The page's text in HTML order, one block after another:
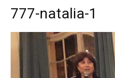
777-natalia-1